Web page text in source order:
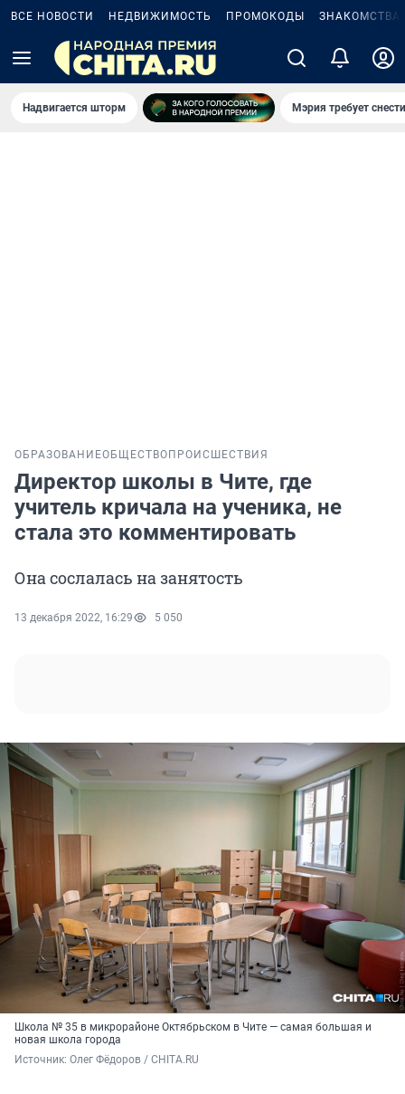
ВСЕ НОВОСТИ НЕДВИЖИМОСТЬ ПРОМОКОДЫ ЗНАКОМСТВА
Надвигается шторм Мэрия требует
ОБРАЗОВАНИЕОБЩЕСТВО ПРОИСШЕСТВИЯ
Директор школы в Чите, где
учитель кричала на ученика, не
стала это комментировать
Она сослалась на занятость
13 декабря 2022, 16:29 5 050
Школа № 35 в микрорайоне Октябрьском в Чите — самая большая и
новая школа города
Источник: Олег Фёдоров / CHITA.RU